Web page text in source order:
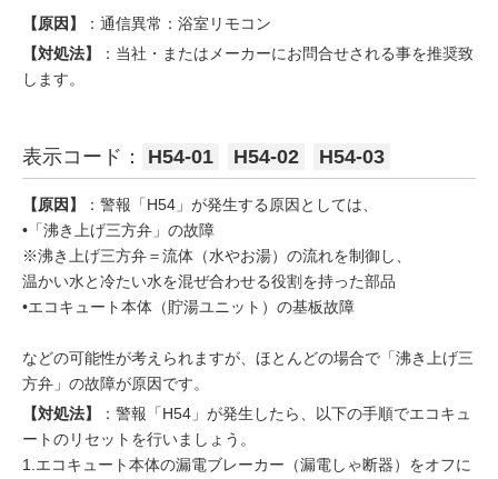
【原因】
：通信異常：浴室リモコン
【対処法】
：当社・またはメーカーにお問合せされる事を推奨致
します。
表示コード： H54-01 H54-02 H54-03
【原因】
：警報「H54」が発生する原因としては、
•「沸き上げ三方弁」の故障
※沸き上げ三方弁＝流体（水やお湯）の流れを制御し、
温かい水と冷たい水を混ぜ合わせる役割を持った部品
•エコキュート本体（貯湯ユニット）の基板故障
などの可能性が考えられますが、ほとんどの場合で「沸き上げ三
方弁」の故障が原因です。
【対処法】
：警報「H54」が発生したら、以下の手順でエコキュ
ートのリセットを行いましょう。
1.エコキュート本体の漏電ブレーカー（漏電しゃ断器）をオフに